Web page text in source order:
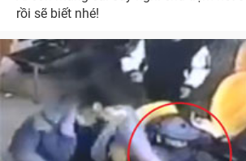
rồi sẽ biết nhé!